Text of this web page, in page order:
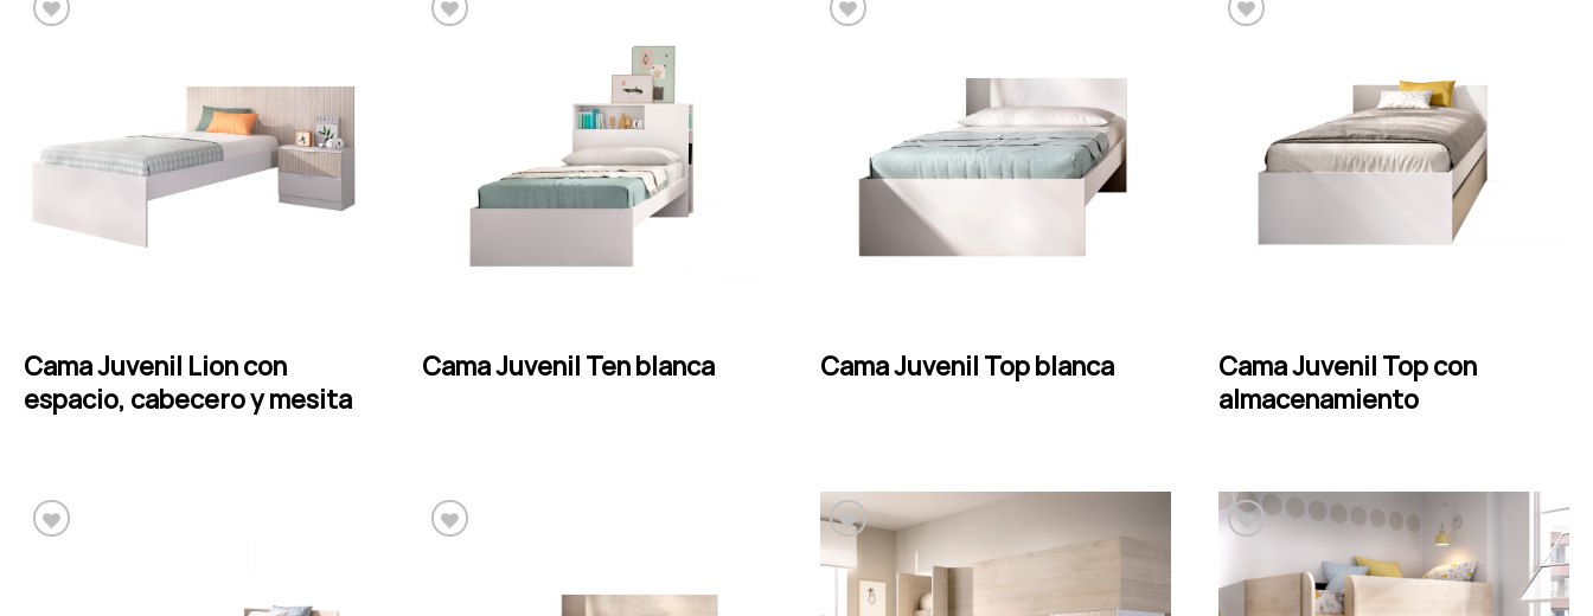
Cama Juvenil Lion con
espacio, cabecero y mesita
LEER MÁS Cama Juvenil Ten blanca
LEER MÁS Cama Juvenil Top blanca
LEER MÁS
Cama Juvenil Top con
almacenamiento
LEER MÁS
deseos
Añadir a la lista de
deseos